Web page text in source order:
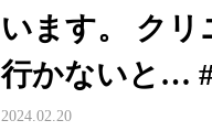
います。 ク
行かないと…
2024.02.20